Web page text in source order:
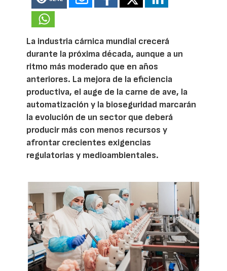
La industria cárnica mundial crecerá
durante la próxima década, aunque a un
ritmo más moderado que en años
anteriores. La mejora de la eficiencia
productiva, el auge de la carne de ave, la
automatización y la bioseguridad marcarán
la evolución de un sector que deberá
producir más con menos recursos y
afrontar crecientes exigencias
regulatorias y medioambientales.